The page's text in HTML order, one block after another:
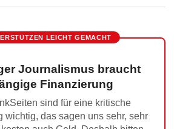
LEICHT GEMACHT
Journalismus braucht
Finanzierung
sind für eine kritische
wichtig, das sagen uns sehr, sehr